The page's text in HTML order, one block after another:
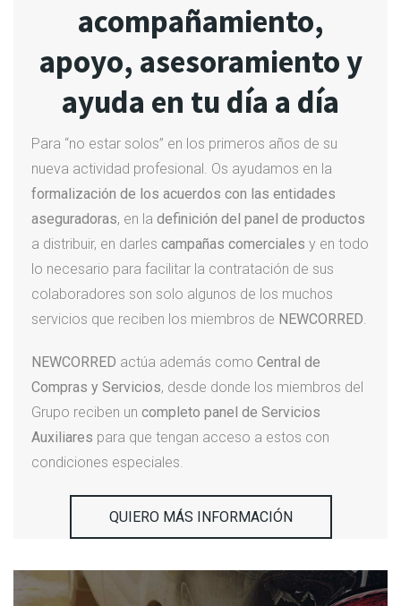
acompañamiento,
apoyo, asesoramiento y
ayuda en tu día a día
Para “no estar solos” en los primeros años de su
nueva actividad profesional. Os ayudamos en la
formalización de los acuerdos con las entidades
aseguradoras, en la definición del panel de productos
a distribuir, en darles campañas comerciales y en todo
lo necesario para facilitar la contratación de sus
colaboradores son solo algunos de los muchos
servicios que reciben los miembros de NEWCORRED.
NEWCORRED actúa además como Central de
Compras y Servicios, desde donde los miembros del
Grupo reciben un completo panel de Servicios
Auxiliares para que tengan acceso a estos con
condiciones especiales.
QUIERO MÁS INFORMACIÓN